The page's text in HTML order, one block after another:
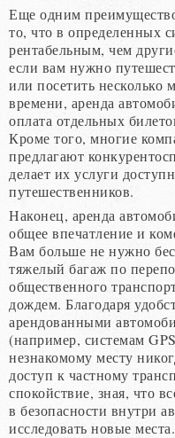
Еще одним
то, что в определенных
рентабельным, чем
если вам нужно
или посетить несколько
времени, аренда
оплата отдельных
Кроме того, многие
предлагают
делает их услуги
путешественников.
Наконец, аренда
общее впечатление и
Вам больше не нужно
тяжелый багаж по
общественного
дождем. Благодаря
арендованными
(например, системам
незнакомому месту
доступ к частному
спокойствие, зная, что
в безопасности внутри
исследовать новые места.